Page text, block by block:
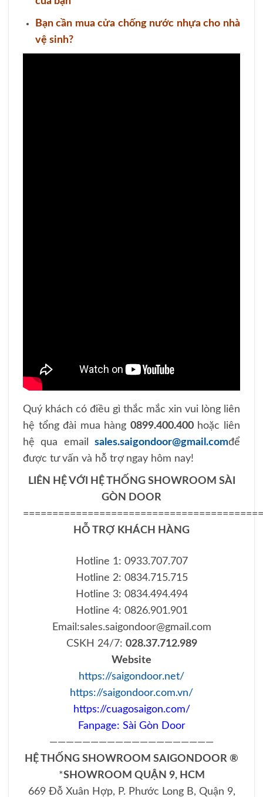
Bạn cần mua cửa chống nước nhựa cho nhà
vệ sinh?
Quý khách có điều gì thắc mắc xin vui lòng liên
hệ tổng đài mua hàng 0899.400.400hoặc liên
hệ qua email sales.saigondoor@gmail.comđể
được tư vấn và hỗ trợ ngay hôm nay!
LIÊN HỆ VỚI HỆ THỐNG SHOWROOM SÀI
GÒN DOOR
HỖ TRỢ KHÁCH HÀNG
Hotline 1: 0933.707.707
Hotline 2: 0834.715.715
Hotline 3: 0834.494.494
Hotline 4: 0826.901.901
Email:sales.saigondoor@gmail.com
CSKH 24/7: 028.37.712.989
Website
https://saigondoor.net/
https://saigondoor.com.vn/
https://cuagosaigon.com/
Fanpage: Sài Gòn Door
————————————————————
HỆ THỐNG SHOWROOM SAIGONDOOR ®
*SHOWROOM QUẬN 9, HCM
669 Đỗ Xuân Hợp, P. Phước Long B, Quận 9,